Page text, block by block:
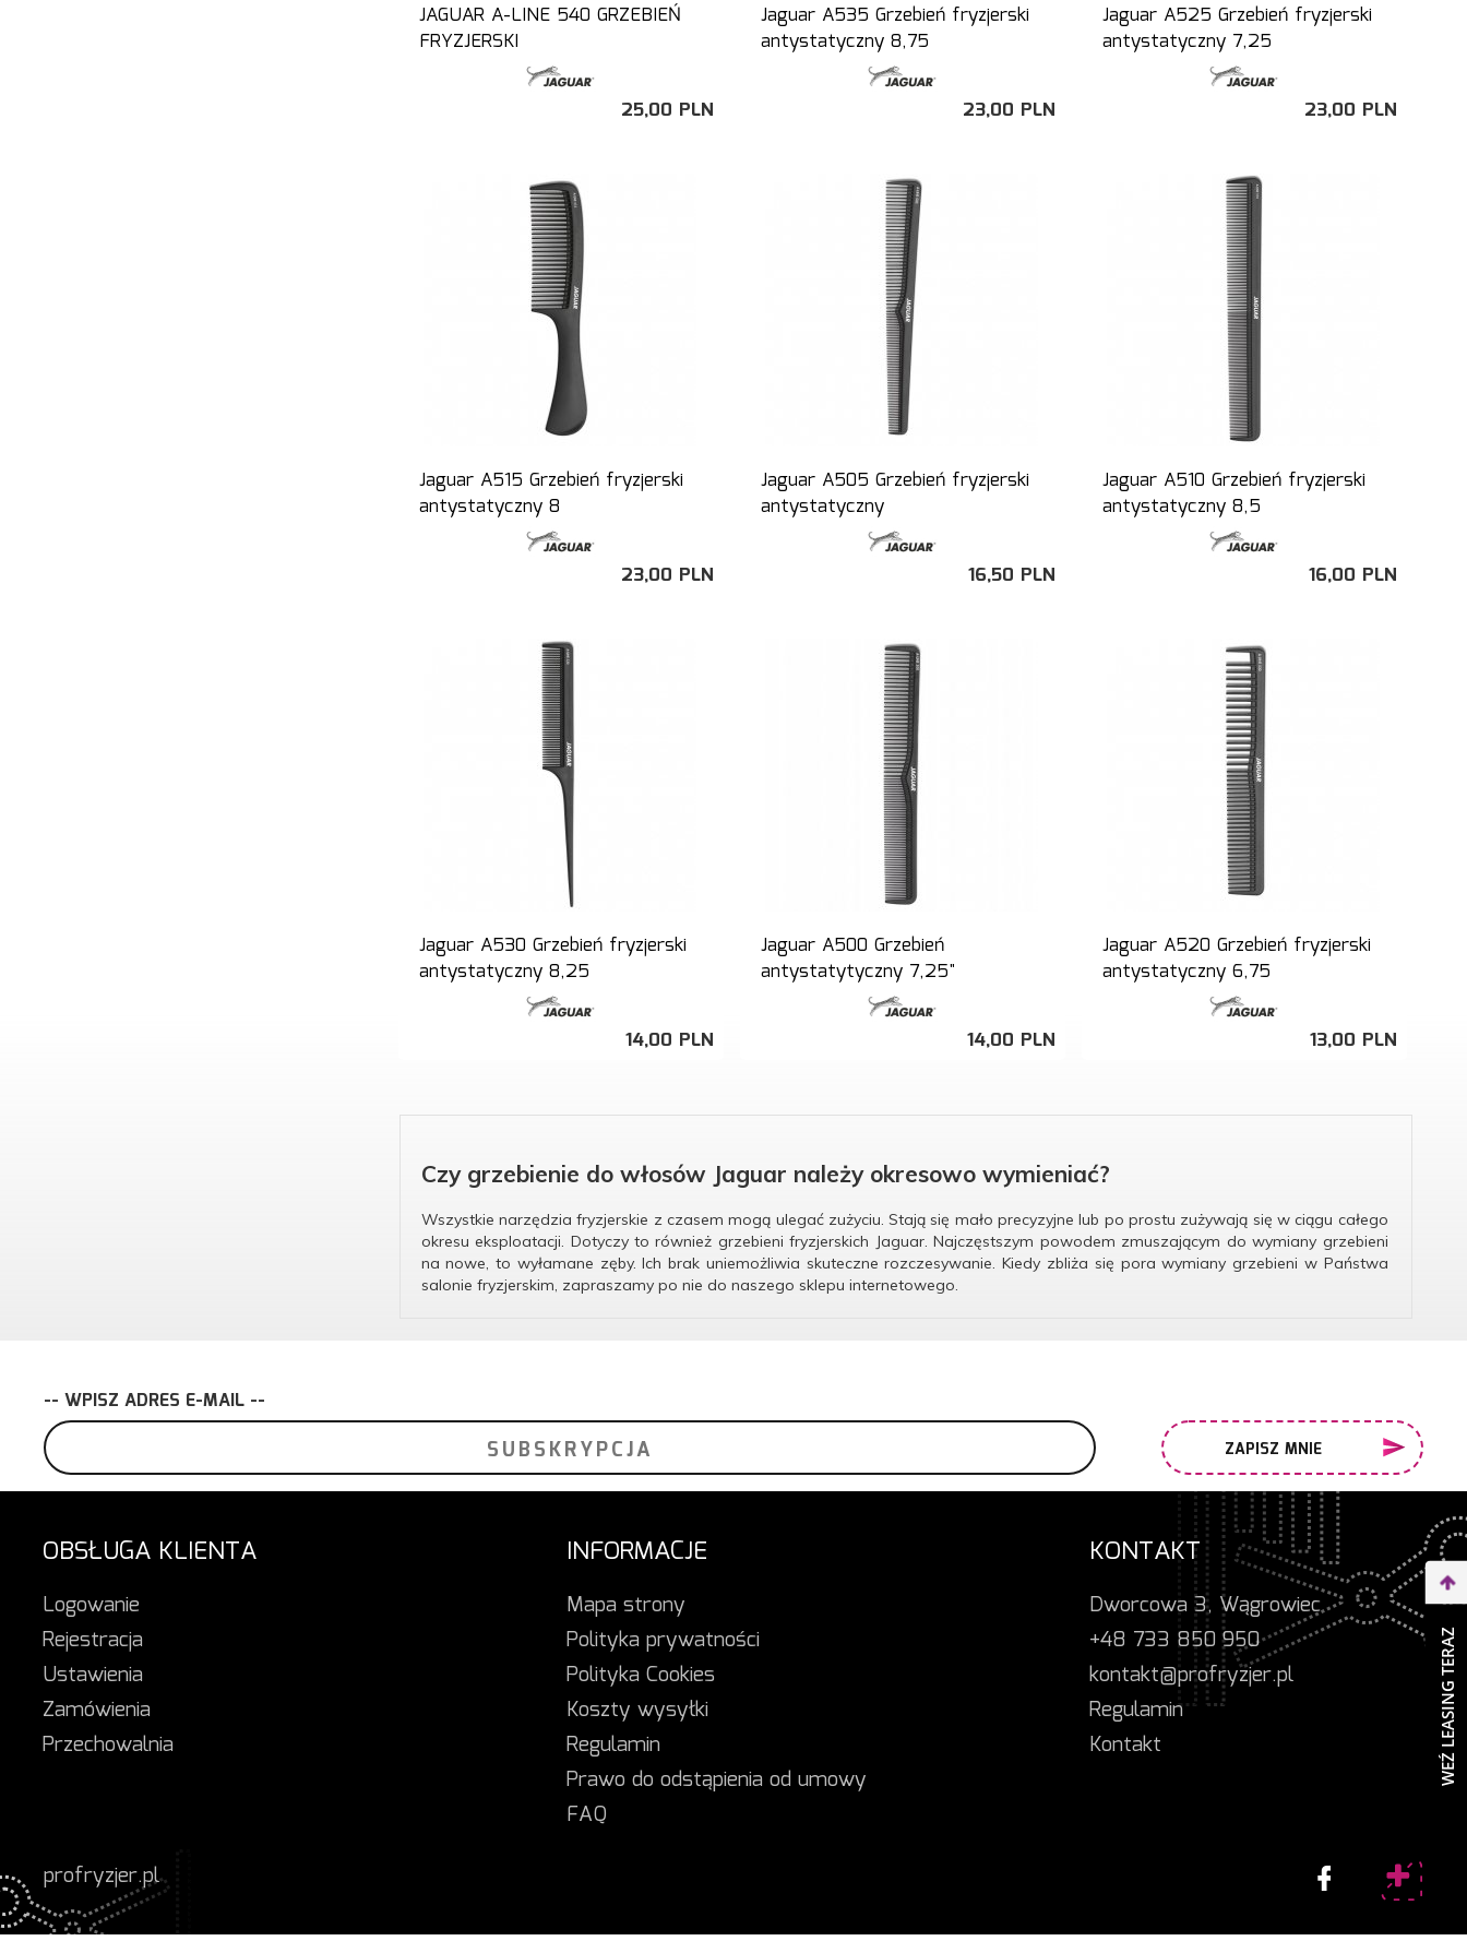
JAGUAR A-LINE 540 GRZEBIEŃ
FRYZJERSKI
25,00 PLN
Jaguar A535 Grzebień fryzjerski
antystatyczny 8,75
23,00 PLN
Jaguar A525 Grzebień fryzjerski
antystatyczny 7,25
23,00 PLN
Jaguar A515 Grzebień fryzjerski
antystatyczny 8
23,00 PLN
Jaguar A505 Grzebień fryzjerski
antystatyczny
16,50 PLN
Jaguar A510 Grzebień fryzjerski
antystatyczny 8,5
16,00 PLN
Jaguar A530 Grzebień fryzjerski
antystatyczny 8,25
14,00 PLN
Jaguar A500 Grzebień
antystatytyczny 7,25"
14,00 PLN
Jaguar A520 Grzebień fryzjerski
antystatyczny 6,75
13,00 PLN
Czy grzebienie do włosów Jaguar należy okresowo wymieniać?
Wszystkie narzędzia fryzjerskie z czasem mogą ulegać zużyciu. Stają się mało precyzyjne lub po prostu zużywają się w ciągu całego
okresu eksploatacji. Dotyczy to również grzebieni fryzjerskich Jaguar. Najczęstszym powodem zmuszającym do wymiany grzebieni
na nowe, to wyłamane zęby. Ich brak uniemożliwia skuteczne rozczesywanie.Kiedy zbliża się pora wymiany grzebieni w Państwa
salonie fryzjerskim, zapraszamy po nie do naszego sklepu internetowego.
-- WPISZ ADRES E-MAIL --
ZAPISZ MNIE
OBSŁUGA KLIENTA
Logowanie
Rejestracja
Ustawienia
Zamówienia
Przechowalnia
INFORMACJE
Mapa strony
Polityka prywatności
Polityka Cookies
Koszty wysyłki
Regulamin
Prawo do odstąpienia od umowy
FAQ
KONTAKT
Dworcowa 3, Wągrowiec
+48 733 850 950
kontakt@profryzjer.pl
Regulamin
Kontakt
profryzjer.pl
WEŹ LEASING TERAZ